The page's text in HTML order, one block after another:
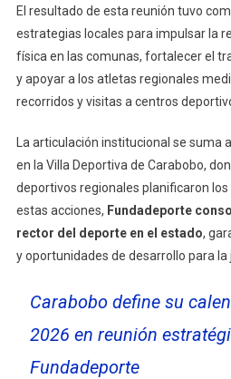
El resultado de esta reunión tuvo
estrategias locales para impulsar la
física en las comunas, fortalecer el
y apoyar a los atletas regionales
recorridos y visitas a centros
La articulación institucional se suma
en la Villa Deportiva de Carabobo,
deportivos regionales planificaron
estas acciones, Fundadeporte
rector del deporte en el estado,
y oportunidades de desarrollo para la
Carabobo define su
2026 en reunión
Fundadeporte